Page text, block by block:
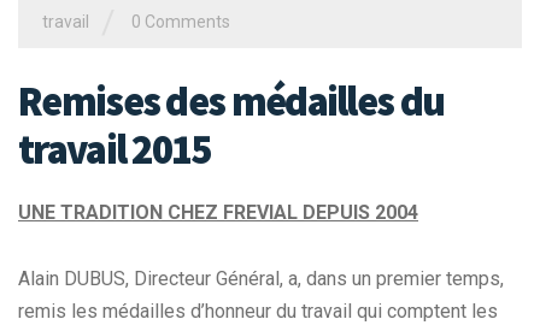
travail 0 Comments
Remises des médailles du
travail 2015
UNE TRADITION CHEZ FREVIAL DEPUIS 2004
Alain DUBUS, Directeur Général, a, dans un premier temps,
remis les médailles d’honneur du travail qui comptent les